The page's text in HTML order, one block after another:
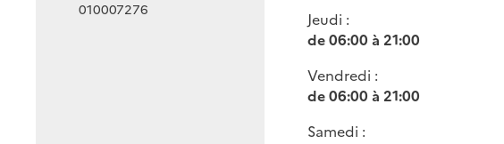
010007276
Jeudi :
de 06:00 à 21:00
Vendredi :
de 06:00 à 21:00
Samedi :